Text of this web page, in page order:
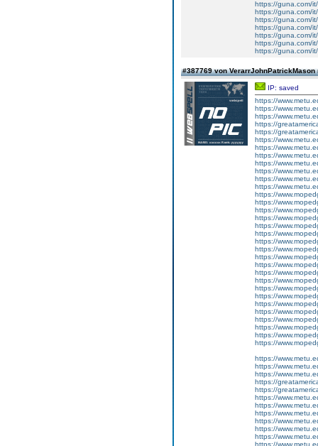
https://guna.com/
https://guna.com/
https://guna.com/
https://guna.com/
https://guna.com/
https://guna.com/
https://guna.com/
#387769 von
IP: saved
https://
https://
https://
https://
https://
https://
https://
https://
https://
https://
https://
https://
https://
https://
https://
https://
https://
https://
https://
https://
https://
https://
https://
https://
https://
https://
https://
https://
https://
https://
https://
https://
https://
https://
https://
https://
https://
https://
https://
https://
https://
https://
https://
https://